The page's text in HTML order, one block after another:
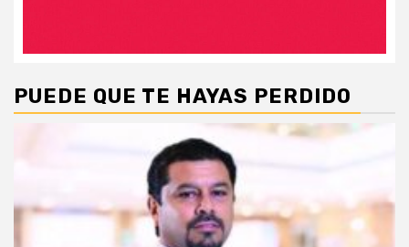
PUEDE QUE TE HAYAS PERDIDO